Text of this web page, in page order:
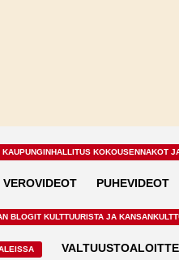
KAUPUNGINHALLITUS KOKOUSENNAKOT
VEROVIDEOT PUHEVIDEOT
BLOGIT KULTTUURISTA JA